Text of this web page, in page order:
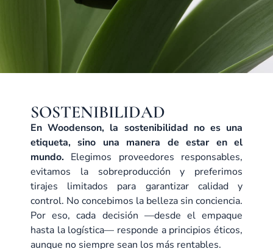
SOSTENIBILIDAD
En Woodenson, la sostenibilidad no es una
etiqueta, sino una manera de estar en el
mundo. Elegimos proveedores responsables,
evitamos la sobreproducción y preferimos
tirajes limitados para garantizar calidad y
control. No concebimos la belleza sin conciencia.
Por eso, cada decisión —desde el empaque
hasta la logística— responde a principios éticos,
aunque no siempre sean los más rentables.